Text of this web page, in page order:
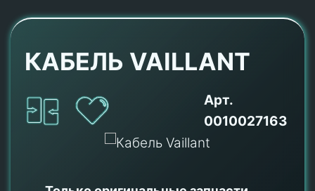
КАБЕЛЬ VAILLANT
Арт.
0010027163